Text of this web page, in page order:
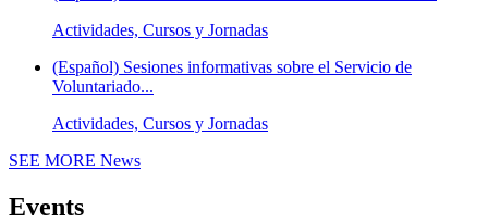
Actividades, Cursos y Jornadas
(Español) Sesiones informativas sobre el Servicio de
Voluntariado...
Actividades, Cursos y Jornadas
SEE MORE News
Events